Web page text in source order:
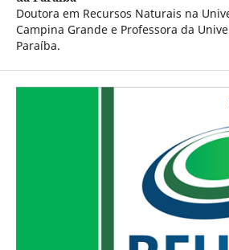
Doutora em Recursos Naturais na
Campina Grande e Professora da
Paraíba.